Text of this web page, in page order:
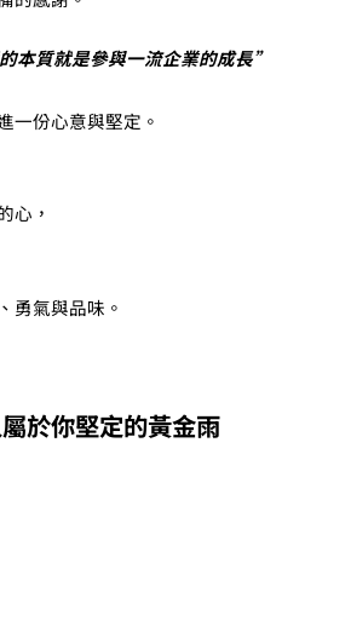
本質就是參與一流企業的成長”
一份心意與堅定。
心，
勇氣與品味。
於你堅定的黃金雨